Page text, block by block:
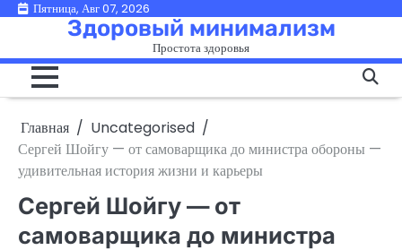
ПерейтиПятница, Авг 07, 2026
Здоровый минимализм
Простота здоровья
Главная
Uncategorised
Сергей Шойгу — от самоварщика до министра обороны —
удивительная история жизни и карьеры
Сергей Шойгу — от
самоварщика до министра